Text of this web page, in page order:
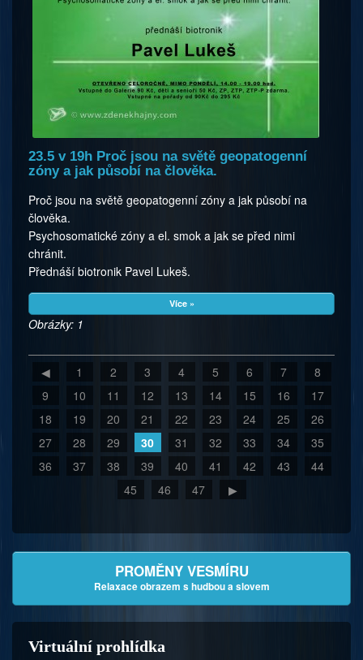
23.5 v 19h Proč jsou na světě geopatogenní
zóny a jak působí na člověka.
Proč jsou na světě geopatogenní zóny a jak působí na
člověka.
Psychosomatické zóny a el. smok a jak se před nimi
chránit.
Přednáší biotronik Pavel Lukeš.
Více »
Obrázky: 1
◀ 1 2 3 4 5 6 7
8
9
10 11 12 13 14 15 16
17
18
19 20 21 22 23 24 25
26
27
28 29 30 31 32 33 34
35
36
37 38 39 40 41 42 43
44
45
46 47 ▶
PROMĚNY VESMÍRU
Relaxace obrazem s hudbou a slovem
Virtuální prohlídka